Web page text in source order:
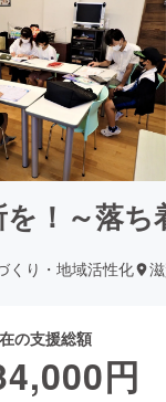
！～落
くり・地域活性化
の支援総額
円